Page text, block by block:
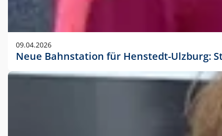
09.04.2026
Neue Bahnstation für Henstedt-Ulzburg: